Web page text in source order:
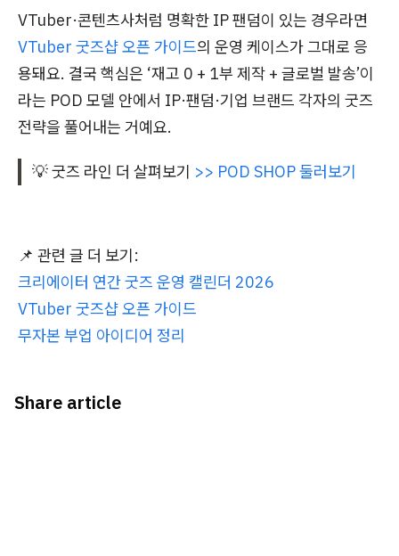
VTuber·콘텐츠사처럼 명확한 IP 팬덤이 있는 경우라면
VTuber 굿즈샵 오픈 가이드의 운영 케이스가 그대로 응
용돼요. 결국 핵심은 ‘재고 0 + 1부 제작 + 글로벌 발송’이
라는 POD 모델 안에서 IP·팬덤·기업 브랜드 각자의 굿즈
전략을 풀어내는 거예요.
💡 굿즈 라인 더 살펴보기 >> POD SHOP 둘러보기
📌 관련 글 더 보기:
크리에이터 연간 굿즈 운영 캘린더 2026
VTuber 굿즈샵 오픈 가이드
무자본 부업 아이디어 정리
Share article